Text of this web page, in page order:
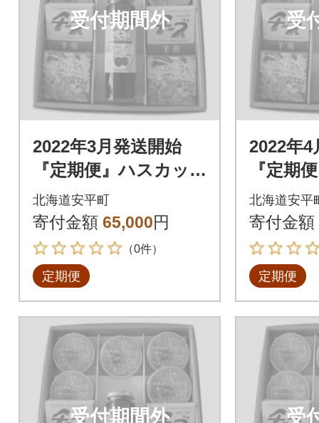
受付期間外
2022年3月発送開始
『定期便』ハスカッ
プゼリー&ソース・よ
うかんギフトセット
全6回
北海道安平町
寄付金額 65,000円
（0件）
定期便
受
2022年4
『定期
プゼリ
うかん
全6回
北海道安平
寄付金額
定期便
受付期間外 受